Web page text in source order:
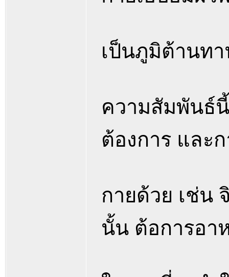
เป็นภูมิต้านท
ความสัมพันธ์
ต้องการ และ
กายด้วย เช่น
นั้น ต้อการอา